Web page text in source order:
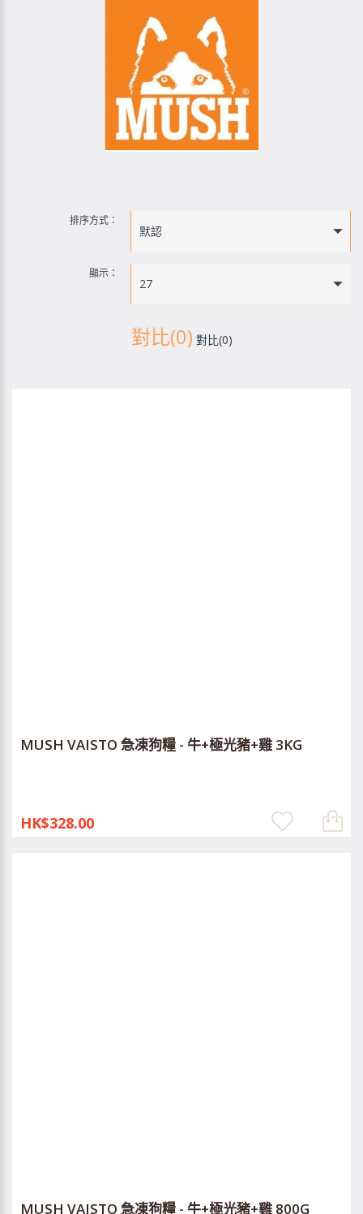
排序方式：
默認
顯示：
27
對比(0) 對比(0)
MUSH VAISTO 急凍狗糧 - 牛+極光豬+雞 3KG
HK$328.00
MUSH VAISTO 急凍狗糧 - 牛+極光豬+雞 800G